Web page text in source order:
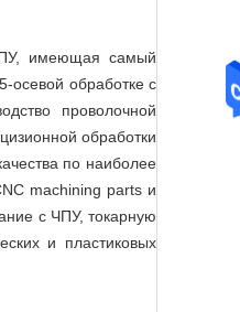
имеющая самый
осевой обработке с
проволочной
обработки
по наиболее
machining parts и
с ЧПУ, токарную
и пластиковых